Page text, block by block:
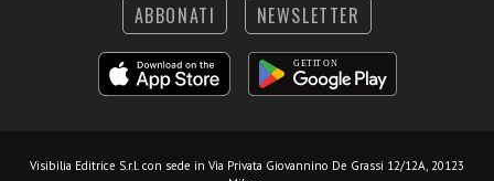
ABBONATI NEWSLETTER
Visibilia Editrice S.r.l. con sede in Via Privata Giovannino De Grassi 12/12A, 20123